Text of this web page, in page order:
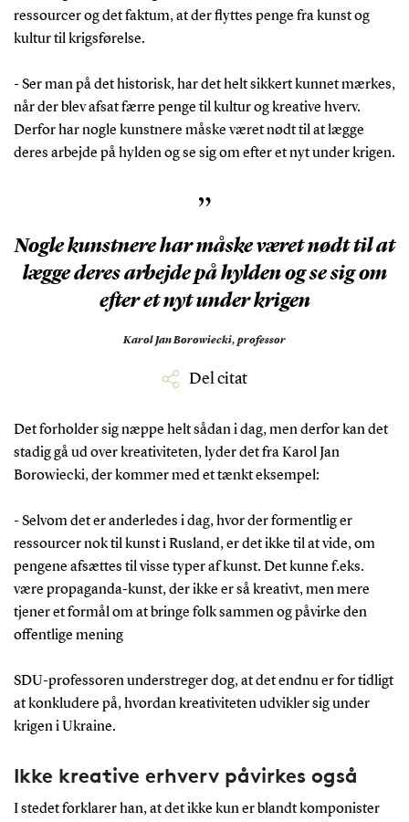
ressourcer og det faktum, at der flyttes penge fra kunst og
kultur til krigsførelse.
- Ser man på det historisk, har det helt sikkert kunnet mærkes,
når der blev afsat færre penge til kultur og kreative hverv.
Derfor har nogle kunstnere måske været nødt til at lægge
deres arbejde på hylden og se sig om efter et nyt under krigen.
”
Nogle kunstnere har måske været nødt til at
lægge deres arbejde på hylden og se sig om
efter et nyt under krigen
Karol Jan Borowiecki, professor
Del citat
Det forholder sig næppe helt sådan i dag, men derfor kan det
stadig gå ud over kreativiteten, lyder det fra Karol Jan
Borowiecki, der kommer med et tænkt eksempel:
- Selvom det er anderledes i dag, hvor der formentlig er
ressourcer nok til kunst i Rusland, er det ikke til at vide, om
pengene afsættes til visse typer af kunst. Det kunne f.eks.
være propaganda-kunst, der ikke er så kreativt, men mere
tjener et formål om at bringe folk sammen og påvirke den
offentlige mening
SDU-professoren understreger dog, at det endnu er for tidligt
at konkludere på, hvordan kreativiteten udvikler sig under
krigen i Ukraine.
Ikke kreative erhverv påvirkes også
I stedet forklarer han, at det ikke kun er blandt komponister